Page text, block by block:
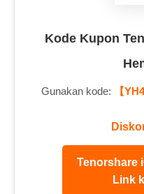
Kode Kupon
Gunakan kode: 【
Tenorshare
Link